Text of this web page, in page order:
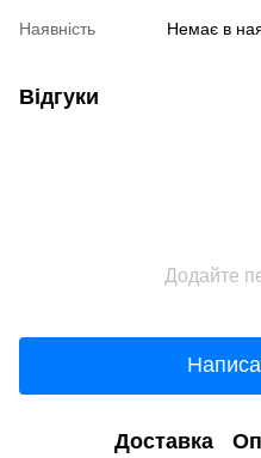
Наявність Немає в
Відгуки
Додайте
Доставка